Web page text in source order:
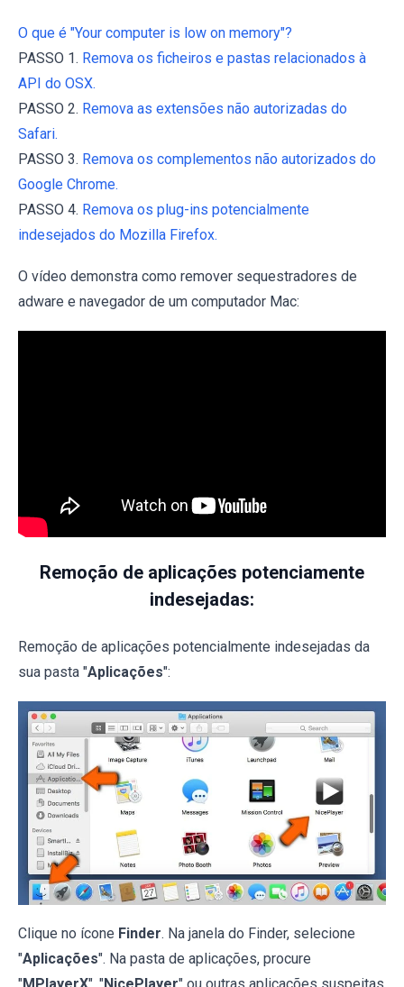
O que é "Your computer is low on memory"?
PASSO 1. Remova os ficheiros e pastas relacionados à
API do OSX.
PASSO 2. Remova as extensões não autorizadas do
Safari.
PASSO 3. Remova os complementos não autorizados do
Google Chrome.
PASSO 4. Remova os plug-ins potencialmente
indesejados do Mozilla Firefox.
O vídeo demonstra como remover sequestradores de
adware e navegador de um computador Mac:
Remoção de aplicações potenciamente
indesejadas:
Remoção de aplicações potencialmente indesejadas da
sua pasta "Aplicações":
Clique no ícone Finder. Na janela do Finder, selecione
"Aplicações". Na pasta de aplicações, procure
"MPlayerX", "NicePlayer" ou outras aplicações suspeitas